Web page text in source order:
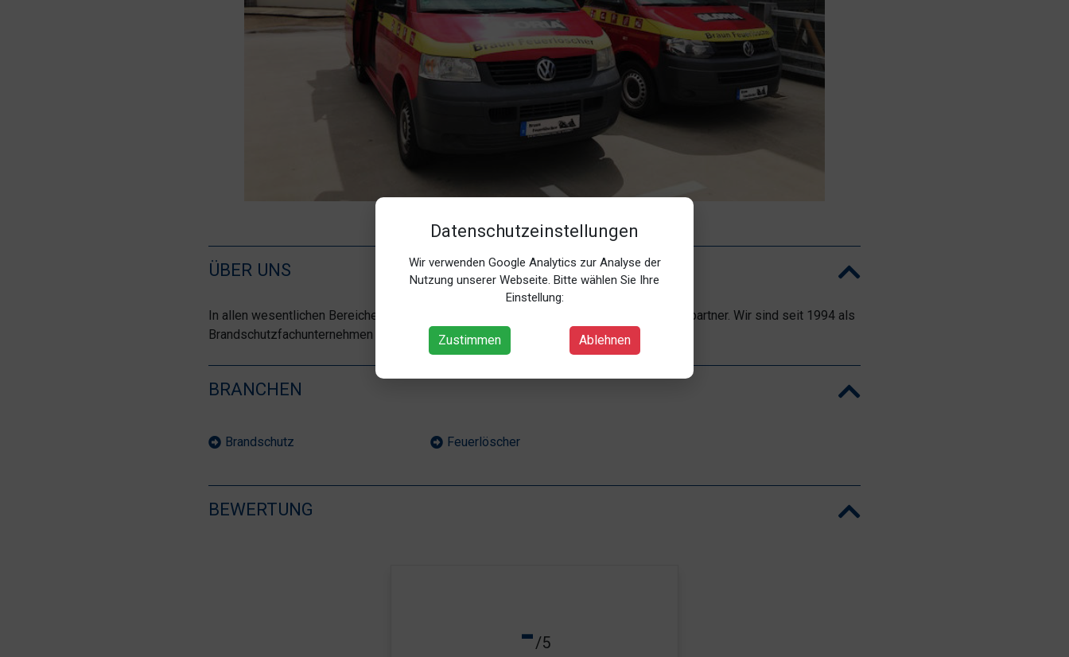
Datenschutzeinstellungen
Wir verwenden Google Analytics zur Analyse der
Nutzung unserer Webseite. Bitte wählen Sie Ihre
Einstellung:
Zustimmen Ablehnen
ÜBER UNS
In allen wesentlichen Bereichen des Brandschutzes sind wir Ihr kompetenter Ansprechpartner. Wir sind seit 1994 als
Brandschutzfachunternehmen im privaten und gewerblichen Bereich tätig.
BRANCHEN
Brandschutz Feuerlöscher
BEWERTUNG
-/5